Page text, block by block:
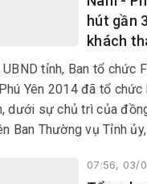
hút gần
khách
tỉnh, Ban tổ chức
Yên 2014 đã tổ
dưới sự chủ trì của
Ban Thường vụ Tỉnh
07:56, 03/